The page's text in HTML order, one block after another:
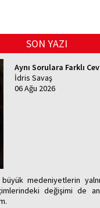
SON YAZI
Aynı Sorulara Farklı
İdris Savaş
06 Ağu 2026
medeniyetlerin
değişimi de